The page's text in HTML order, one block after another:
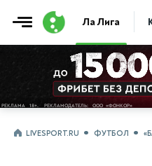
Ла Лига
LIVESPORT.RU ФУТБОЛ